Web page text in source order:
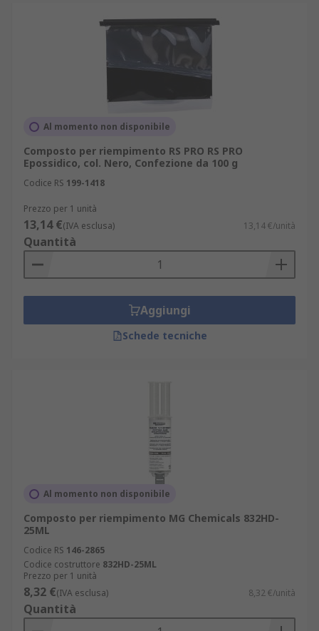
Al momento non disponibile
Composto per riempimento RS PRO RS PRO
Epossidico, col. Nero, Confezione da 100 g
Codice RS 199-1418
Prezzo per 1 unità
13,14 €(IVA esclusa) 13,14 €/unità
Quantità
Aggiungi
Schede tecniche
Al momento non disponibile
Composto per riempimento MG Chemicals 832HD-
25ML
Codice RS 146-2865
Codice costruttore 832HD-25ML
Prezzo per 1 unità
8,32 €(IVA esclusa) 8,32 €/unità
Quantità